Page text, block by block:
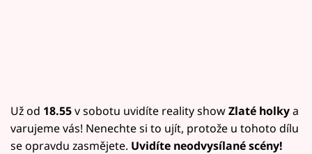
Už od 18.55v sobotu uvidíte reality showZlaté holkya
varujeme vás! Nenechte si to ujít, protože u tohoto dílu
se opravdu zasmějete. Uvidíte neodvysílané scény!